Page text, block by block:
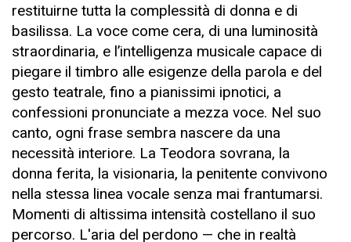
restituirne tutta la complessità di donna e di
basilissa. La voce come cera, di una luminosità
straordinaria, e l’intelligenza musicale capace di
piegare il timbro alle esigenze della parola e del
gesto teatrale, fino a pianissimi ipnotici, a
confessioni pronunciate a mezza voce. Nel suo
canto, ogni frase sembra nascere da una
necessità interiore. La Teodora sovrana, la
donna ferita, la visionaria, la penitente convivono
nella stessa linea vocale senza mai frantumarsi.
Momenti di altissima intensità costellano il suo
percorso. L'aria del perdono — che in realtà